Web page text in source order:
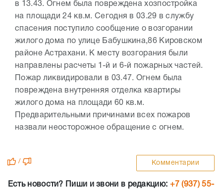
в 13.43. Огнем была повреждена хозпостройка
на площади 24 кв.м. Сегодня в 03.29 в службу
спасения поступило сообщение о возгорании
жилого дома по улице Бабушкина,86 Кировском
районе Астрахани. К месту возгорания были
направлены расчеты 1-й и 6-й пожарных частей.
Пожар ликвидировали в 03.47. Огнем была
повреждена внутренняя отделка квартиры
жилого дома на площади 60 кв.м.
Предварительными причинами всех пожаров
назвали неосторожное обращение с огнем.
/ Комментарии
Есть новости? Пиши и звони в редакцию: +7 (937) 55-